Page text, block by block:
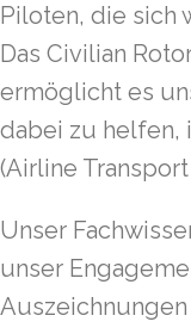
Piloten, die sich
Das Civilian
ermöglicht es
dabei zu helfen,
(Airline
Unser
unser